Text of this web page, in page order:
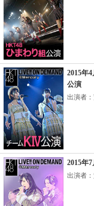
2015年
公演
出演者：
2015年
出演者：